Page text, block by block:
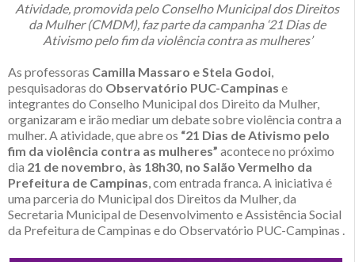
Atividade, promovida pelo Conselho Municipal dos Direitos
da Mulher (CMDM), faz parte da campanha ‘21 Dias de
Ativismo pelo fim da violência contra as mulheres’
As professoras Camilla Massaro e Stela Godoi,
pesquisadoras do Observatório PUC-Campinas e
integrantes do Conselho Municipal dos Direito da Mulher,
organizaram e irão mediar um debate sobre violência contra a
mulher. A atividade, que abre os “21 Dias de Ativismo pelo
fim da violência contra as mulheres” acontece no próximo
dia 21 de novembro, às 18h30, no Salão Vermelho da
Prefeitura de Campinas, com entrada franca. A iniciativa é
uma parceria do Municipal dos Direitos da Mulher, da
Secretaria Municipal de Desenvolvimento e Assistência Social
da Prefeitura de Campinas e do Observatório PUC-Campinas .